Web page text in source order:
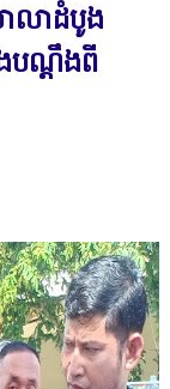
ាលាដំបូង
ងបណ្តឹងពី